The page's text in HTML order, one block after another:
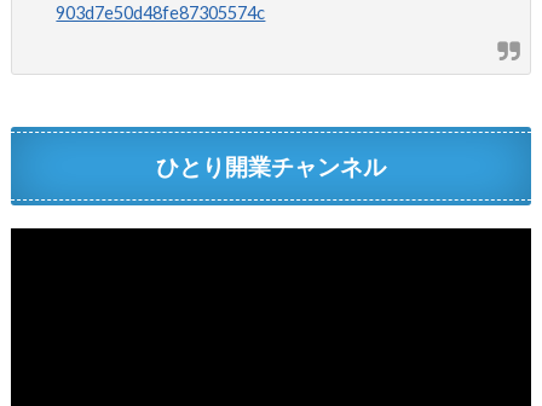
903d7e50d48fe87305574c
ひとり開業チャンネル